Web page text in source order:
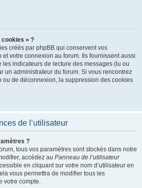
» ?
créés par phpBB qui conservent vos
et votre connexion au forum. Ils fournissent aussi
indicateurs de lecture des messages (lu ou
un administrateur du forum. Si vous rencontrez
ou de déconnexion, la suppression des cookies
de l’utilisateur
?
tous vos paramètres sont stockés dans notre
accédez au Panneau de l’utilisateur
en cliquant sur votre nom d’utilisateur en
vous permettra de modifier tous les
votre compte.